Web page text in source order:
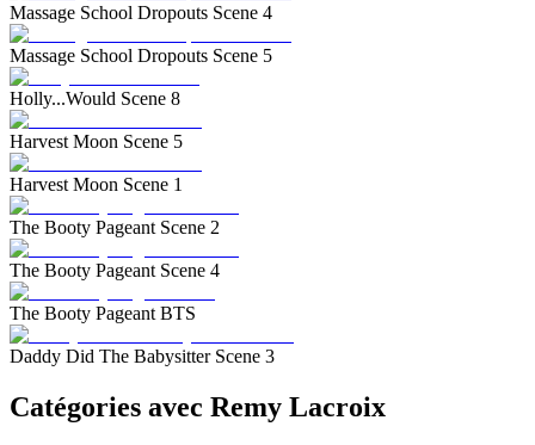
Massage School Dropouts Scene 4
Massage School Dropouts Scene 5
Holly...Would Scene 8
Harvest Moon Scene 5
Harvest Moon Scene 1
The Booty Pageant Scene 2
The Booty Pageant Scene 4
The Booty Pageant BTS
Daddy Did The Babysitter Scene 3
Catégories avec Remy Lacroix